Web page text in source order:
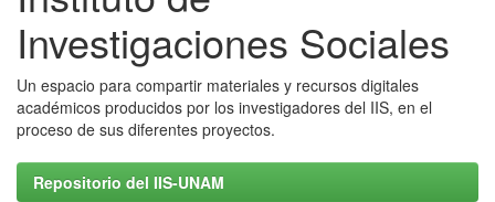
Investigaciones Sociales
Un espacio para compartir materiales y recursos digitales
académicos producidos por los investigadores del IIS, en el
proceso de sus diferentes proyectos.
Repositorio del IIS-UNAM